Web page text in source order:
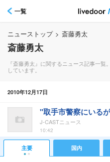
一覧
ニューストップ > 斎藤勇太
斎藤勇太
『斎藤勇太』に関するニュース記事一
しています。
2010年12月17日
"取手市警察にいる
J-CASTニュース
10:42
主要 国内